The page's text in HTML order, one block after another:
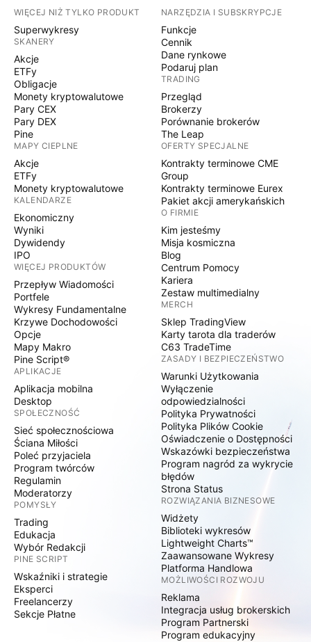
WIĘCEJ NIŻ TYLKO PRODUKT
Superwykresy
SKANERY
Akcje
ETFy
Obligacje
Monety kryptowalutowe
Pary CEX
Pary DEX
Pine
MAPY CIEPLNE
Akcje
ETFy
Monety kryptowalutowe
KALENDARZE
Ekonomiczny
Wyniki
Dywidendy
IPO
WIĘCEJ PRODUKTÓW
Przepływ Wiadomości
Portfele
Wykresy Fundamentalne
Krzywe Dochodowości
Opcje
Mapy Makro
Pine Script®
APLIKACJE
Aplikacja mobilna
Desktop
SPOŁECZNOŚĆ
Sieć społecznościowa
Ściana Miłości
Poleć przyjaciela
Program twórców
Regulamin
Moderatorzy
POMYSŁY
Trading
Edukacja
Wybór Redakcji
PINE SCRIPT
Wskaźniki i strategie
Eksperci
Freelancerzy
Sekcje Płatne
NARZĘDZIA I SUBSKRYPCJE
Funkcje
Cennik
Dane rynkowe
Podaruj plan
TRADING
Przegląd
Brokerzy
Porównanie brokerów
The Leap
OFERTY SPECJALNE
Kontrakty terminowe CME
Group
Kontrakty terminowe Eurex
Pakiet akcji amerykańskich
O FIRMIE
Kim jesteśmy
Misja kosmiczna
Blog
Centrum Pomocy
Kariera
Zestaw multimedialny
MERCH
Sklep TradingView
Karty tarota dla traderów
C63 TradeTime
ZASADY I BEZPIECZEŃSTWO
Warunki Użytkowania
Wyłączenie
odpowiedzialności
Polityka Prywatności
Polityka Plików Cookie
Oświadczenie o Dostępności
Wskazówki bezpieczeństwa
Program nagród za wykrycie
błędów
Strona Status
ROZWIĄZANIA BIZNESOWE
Widżety
Biblioteki wykresów
Lightweight Charts™
Zaawansowane Wykresy
Platforma Handlowa
MOŻLIWOŚCI ROZWOJU
Reklama
Integracja usług brokerskich
Program Partnerski
Program edukacyjny